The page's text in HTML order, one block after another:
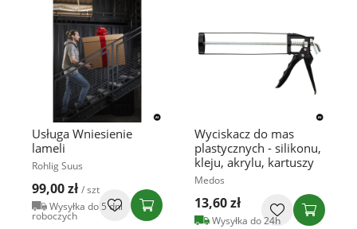
Usługa Wniesienie
lameli
Rohlig Suus
99,00 zł / szt
Wysyłka do 5 dni
roboczych
Wyciskacz do mas
plastycznych - silikonu,
kleju, akrylu, kartuszy
Medos
13,60 zł
Wysyłka do 24h